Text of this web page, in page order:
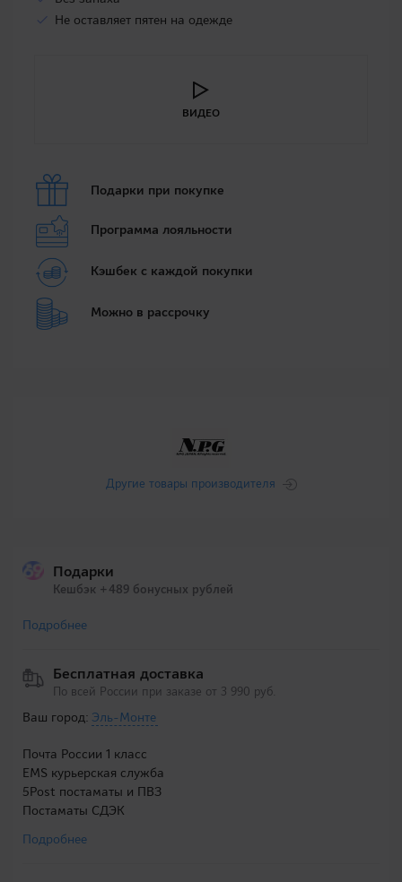
Не оставляет пятен на одежде
ВИДЕО
Подарки при покупке
Программа лояльности
Кэшбек с каждой покупки
Можно в рассрочку
Другие товары производителя
Подарки
Кешбэк +489 бонусных рублей
Подробнее
Бесплатная доставка
По всей России при заказе от 3 990 руб.
Ваш город: Эль-Монте
Почта России 1 класс
EMS курьерская служба
5Post постаматы и ПВЗ
Постаматы СДЭК
Подробнее